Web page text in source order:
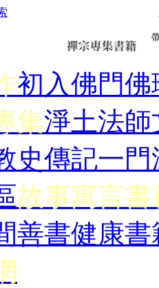
初入佛門佛
集淨土法師
史傳記一門
故事寓言書
善書健康書